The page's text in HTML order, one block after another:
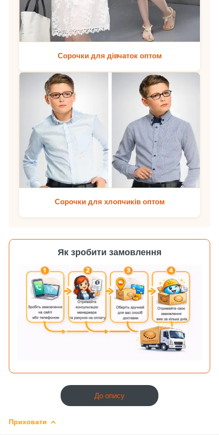
Сорочки для дівчаток оптом
Сорочки для хлопчиків оптом
Як зробити замовлення
До опису
Приховати